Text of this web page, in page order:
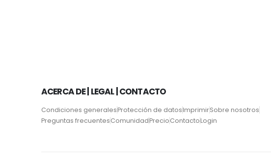
ACERCA DE | LEGAL | CONTACTO
Condiciones generalesProtección de datosImprimirSobre nosotros
Preguntas frecuentesComunidadPrecioContactoLogin